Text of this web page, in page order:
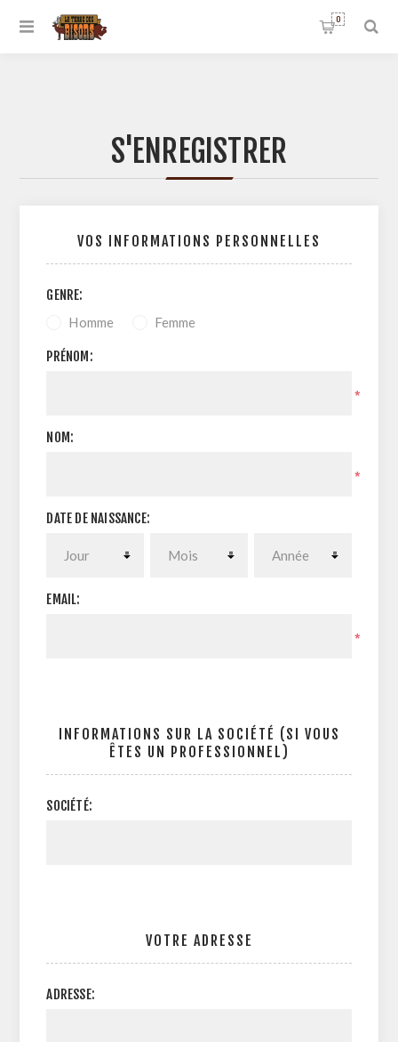
0
S'ENREGISTRER
VOS INFORMATIONS PERSONNELLES
GENRE:
Homme Femme
PRÉNOM:
*
NOM:
*
DATE DE NAISSANCE:
EMAIL:
*
INFORMATIONS SUR LA SOCIÉTÉ (SI VOUS
ÊTES UN PROFESSIONNEL)
SOCIÉTÉ:
VOTRE ADRESSE
ADRESSE: